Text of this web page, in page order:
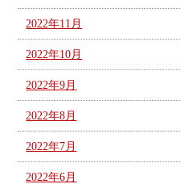
2022年11月
2022年10月
2022年9月
2022年8月
2022年7月
2022年6月